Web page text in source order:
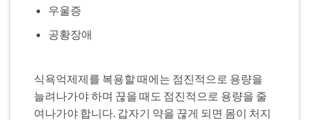
우울증
공황장애
식욕억제제를 복용할 때에는 점진적으로 용량을
늘려나가야 하며 끊을 때도 점진적으로 용량을 줄
여나가야 합니다. 갑자기 약을 끊게 되면 몸이 처지